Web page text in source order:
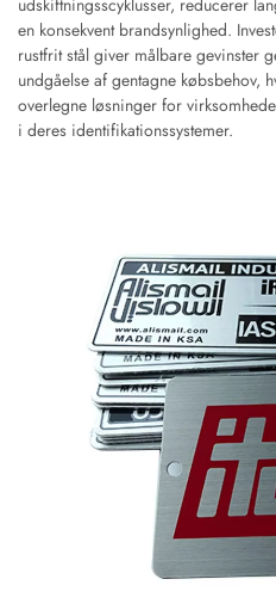
udskiftningsscyklusser, reducerer
en konsekvent brandsynlighed.
rustfrit stål giver målbare gevinster
undgåelse af gentagne købsbehov,
overlegne løsninger for
i deres identifikationssystemer.